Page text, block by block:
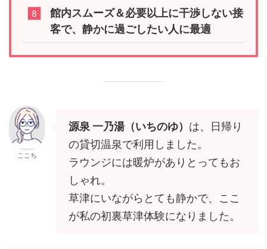
館内スムーズ＆必要以上に干渉しない接
客で、静かに過ごしたい人に最適
ここち
源泉 一乃湯（いちのゆ） は、日帰り
の貸切温泉で利用しました。
ラウンジには暖炉がありとってもお
しゃれ。
草津にいながらとても静かで、ここ
が私の初裏草津体験になりました。